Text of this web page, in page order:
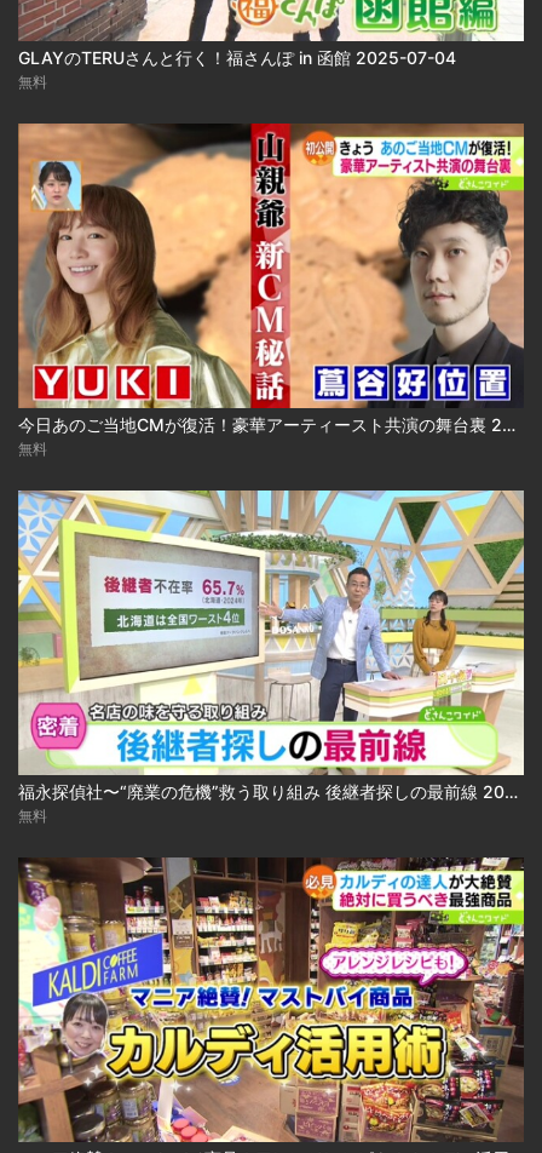
GLAYのTERUさんと行く！福さんぽ in 函館 2025-07-04
無料
今日あのご当地CMが復活！豪華アーティースト共演の舞台裏 2024.03.18放送
無料
福永探偵社〜“廃業の危機”救う取り組み 後継者探しの最前線 2025-04-15
無料